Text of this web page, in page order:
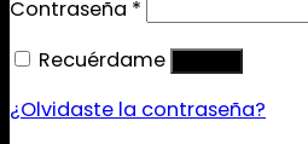
Contraseña *
Recuérdame
¿Olvidaste la contraseña?